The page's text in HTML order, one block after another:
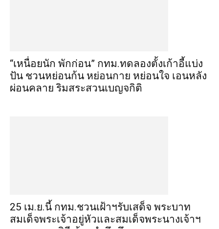
“เหนื่อยนัก พักก่อน” กทม.ทดลองตั้งเก้าอี้แบ่ง
ปัน ชวนหย่อนก้น หย่อนกาย หย่อนใจ เอนหลัง
ผ่อนคลาย ริมสระสวนเบญจกิติ
25 เม.ย.นี้ กทม.ชวนเฝ้าฯรับเสด็จ พระบาท
สมเด็จพระเจ้าอยู่หัวและสมเด็จพระนางเจ้าฯ